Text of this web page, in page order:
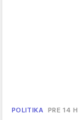
POLITIKA PRE 14 H